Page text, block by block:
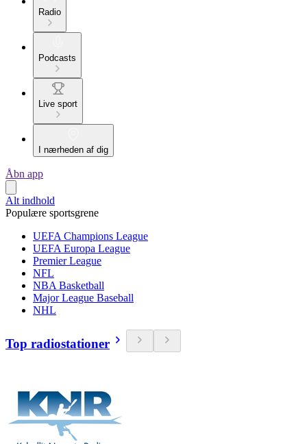
Radio
Podcasts
Live sport
I nærheden af dig
Åbn app
Alt indhold
Populære sportsgrene
UEFA Champions League
UEFA Europa League
Premier League
NFL
NBA Basketball
Major League Baseball
NHL
Top radiostationer